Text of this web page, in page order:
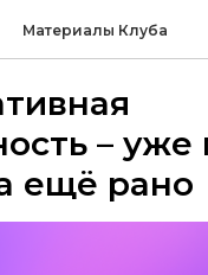
Материалы Клуба
– уже
ещё рано